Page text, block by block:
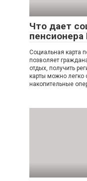
Что дает
пенсионера
Социальная карта
позволяет
отдых, получить
карты можно легко
накопительные